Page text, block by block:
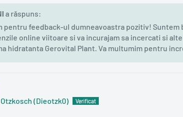
a răspuns:
pentru feedback-ul dumneavoastra pozitiv!
online viitoare si va incurajam sa incercati si
hidratanta Gerovital Plant. Va multumim pentru
(Dieotzk0)